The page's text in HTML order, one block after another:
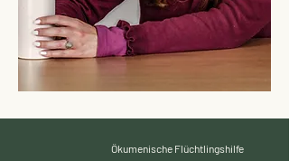
Ökumenische Flüchtlingshilfe